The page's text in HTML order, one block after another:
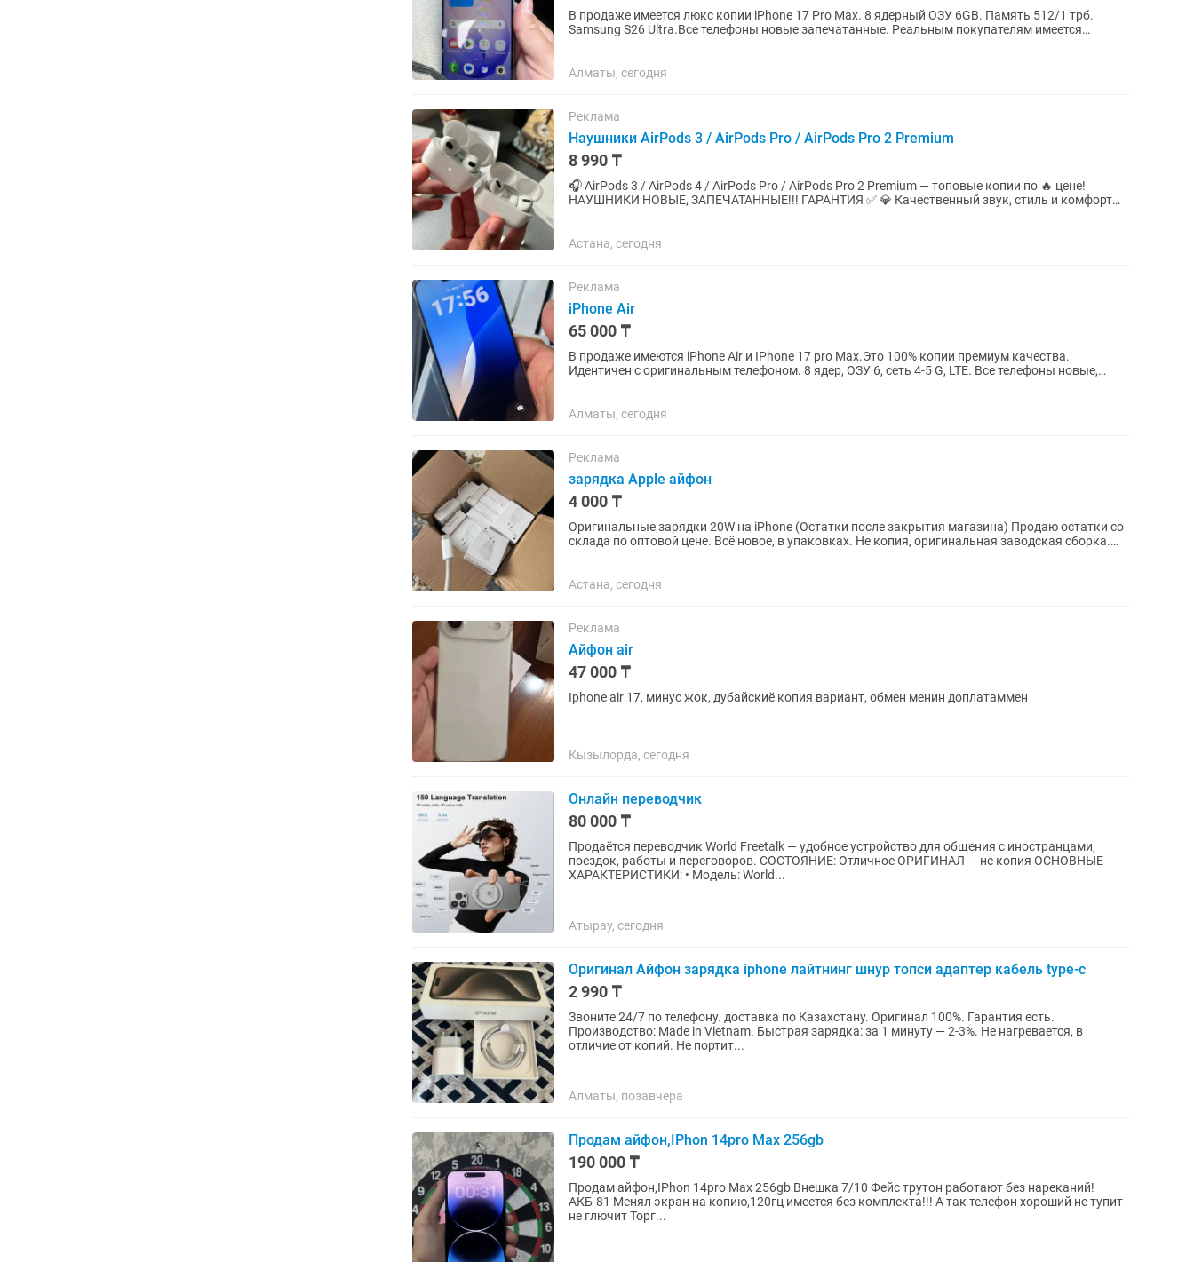
В продаже имеется люкс копии iPhone 17 Pro Max. 8 ядерный ОЗУ 6GB. Память 512/1 трб.
Samsung S26 Ultra.Все телефоны новые запечатанные. Реальным покупателям имеется
Алматы, сегодня
Реклама
Наушники AirPods 3 / AirPods Pro / AirPods Pro 2 Premium
8 990 ₸
🎧 AirPods 3 / AirPods 4 / AirPods Pro / AirPods Pro 2 Premium — топовые копии по 🔥 цене!
НАУШНИКИ НОВЫЕ, ЗАПЕЧАТАННЫЕ!!! ГАРАНТИЯ ✅ 💎 Качественный звук, стиль и комфорт
Астана, сегодня
Реклама
iPhone Air
65 000 ₸
В продаже имеются iPhone Air и IPhone 17 pro Max.Это 100% копии премиум качества.
Идентичен с оригинальным телефоном. 8 ядер, ОЗУ 6, сеть 4-5 G, LTE. Все телефоны новые,
Алматы, сегодня
Реклама
зарядка Apple айфон
4 000 ₸
Оригинальные зарядки 20W на iPhone (Остатки после закрытия магазина) Продаю остатки со
склада по оптовой цене. Всё новое, в упаковках. Не копия, оригинальная заводская сборка.
Астана, сегодня
Реклама
Айфон air
47 000 ₸
Iphone air 17, минус жок, дубайскиё копия вариант, обмен менин доплатаммен
Кызылорда, сегодня
Онлайн переводчик
80 000 ₸
Продаётся переводчик World Freetalk — удобное устройство для общения с иностранцами,
поездок, работы и переговоров. СОСТОЯНИЕ: Отличное ОРИГИНАЛ — не копия ОСНОВНЫЕ
ХАРАКТЕРИСТИКИ: • Модель: World...
Атырау, сегодня
Оригинал Айфон зарядка iphone лайтнинг шнур топси адаптер кабель type-c
2 990 ₸
Звоните 24/7 по телефону. доставка по Казахстану. Оригинал 100%. Гарантия есть.
Производство: Made in Vietnam. Быстрая зарядка: за 1 минуту — 2-3%. Не нагревается, в
отличие от копий. Не портит...
Алматы, позавчера
Продам айфон,IPhon 14pro Max 256gb
190 000 ₸
Продам айфон,IPhon 14pro Max 256gb Внешка 7/10 Фейс трутон работают без нареканий!
АКБ-81 Менял экран на копию,120гц имеется без комплекта!!! А так телефон хороший не тупит
не глючит Торг...